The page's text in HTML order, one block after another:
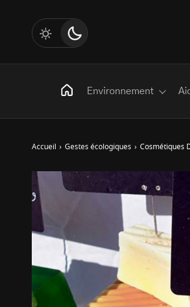
Accueil › Gestes écologiques › Cosmétiques
Environnement